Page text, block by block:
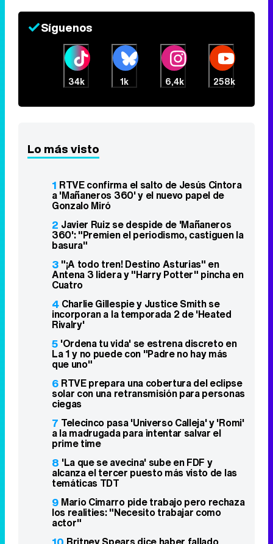
Síguenos
34k 1k 6,4k 258k
Lo más visto
1 RTVE confirma el salto de Jesús Cintora
a 'Mañaneros 360' y el nuevo papel de
Gonzalo Miró
2 Javier Ruiz se despide de 'Mañaneros
360': "Premien el periodismo, castiguen la
basura"
3 "¡A todo tren! Destino Asturias" en
Antena 3 lidera y "Harry Potter" pincha en
Cuatro
4 Charlie Gillespie y Justice Smith se
incorporan a la temporada 2 de 'Heated
Rivalry'
5 'Ordena tu vida' se estrena discreto en
La 1 y no puede con "Padre no hay más
que uno"
6 RTVE prepara una cobertura del eclipse
solar con una retransmisión para personas
ciegas
7 Telecinco pasa 'Universo Calleja' y 'Romi'
a la madrugada para intentar salvar el
prime time
8 'La que se avecina' sube en FDF y
alcanza el tercer puesto más visto de las
temáticas TDT
9 Mario Cimarro pide trabajo pero rechaza
los realities: "Necesito trabajar como
actor"